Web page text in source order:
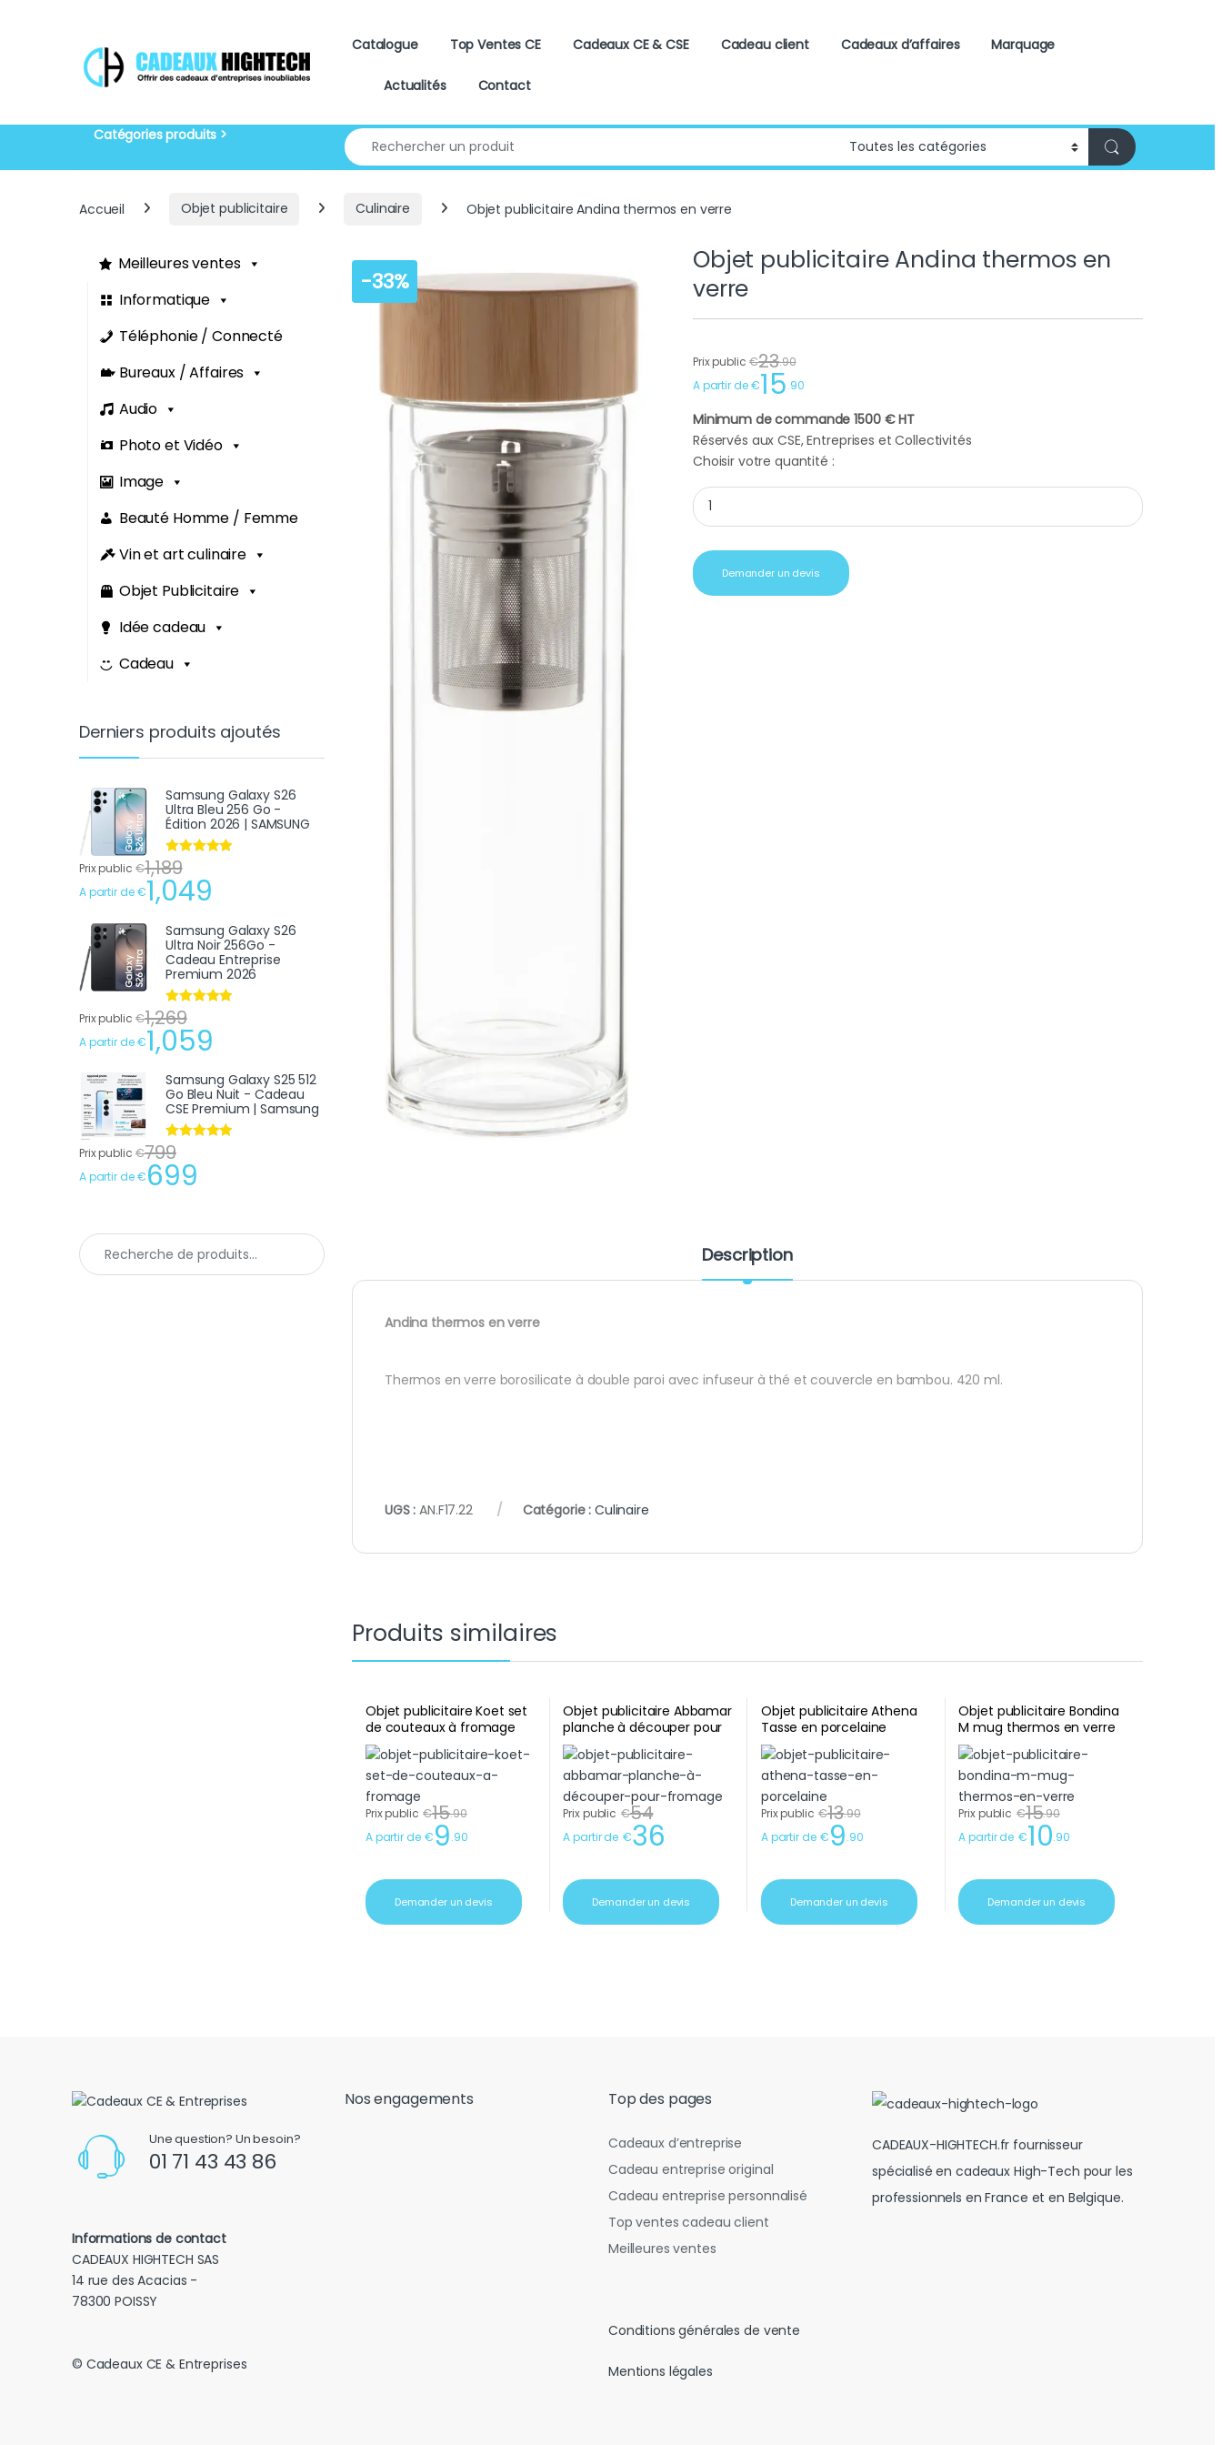
Catalogue
Top Ventes CE Cadeaux CE & CSE Cadeau client Cadeaux d’affaires Marquage
Actualités Contact
Search for:
Accueil Objet publicitaire Culinaire Objet publicitaire Andina thermos en verre
-33%
Objet publicitaire Andina thermos en
verre
Prix public €23.90
A partir de €15.90
Minimum de commande 1500 € HT
Réservés aux CSE, Entreprises et Collectivités
Choisir votre quantité :
Objet publicitaire Andina thermos en verre quantity
Demander un devis
Description
Andina thermos en verre
Thermos en verre borosilicate à double paroi avec infuseur à thé et couvercle en bambou. 420 ml.
UGS :AN.F17.22 Catégorie : Culinaire
Produits similaires
Objet publicitaire Koet set
de couteaux à fromage
Prix public €15.90
A partir de €9.90
Demander un devis
Objet publicitaire Abbamar
planche à découper pour
fromage
Prix public €54
A partir de €36
Demander un devis
Objet publicitaire Athena
Tasse en porcelaine
Prix public €13.90
A partir de €9.90
Demander un devis
Objet publicitaire Bondina
M mug thermos en verre
Prix public €15.90
A partir de €10.90
Demander un devis
Meilleures ventes
Informatique
Téléphonie / Connecté
Bureaux / Affaires
Audio
Photo et Vidéo
Image
Beauté Homme / Femme
Vin et art culinaire
Objet Publicitaire
Idée cadeau
Cadeau
Derniers produits ajoutés
Samsung Galaxy S26
Ultra Bleu 256 Go -
Édition 2026 | SAMSUNG
Note
sur 5
Prix public €1,189
A partir de €1,049
Samsung Galaxy S26
Ultra Noir 256Go -
Cadeau Entreprise
Premium 2026
Note
sur 5
Prix public €1,269
A partir de €1,059
Samsung Galaxy S25 512
Go Bleu Nuit - Cadeau
CSE Premium | Samsung
Note
sur 5
Prix public €799
A partir de €699
Recherche pour :
Une question? Un besoin?
01 71 43 43 86
Informations de contact
CADEAUX HIGHTECH SAS
14 rue des Acacias -
78300 POISSY
© Cadeaux CE & Entreprises
Nos engagements Top des pages
Cadeaux d’entreprise
Cadeau entreprise original
Cadeau entreprise personnalisé
Top ventes cadeau client
Meilleures ventes
Conditions générales de vente
Mentions légales
CADEAUX-HIGHTECH.fr fournisseur
spécialisé en cadeaux High-Tech pour les
professionnels en France et en Belgique.